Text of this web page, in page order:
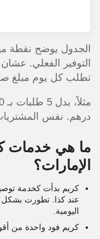
الجدول يوضح نقطة
التوفير الفعلي.
تطلب كل يوم مبلغ
درهم. نفس
ما هي خدمات
الإمارات؟
كريم بدأت كخدمة
عند كذا. تطورت بشكل
اليومية.
كريم فود واحدة من